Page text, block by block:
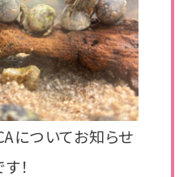
についてお知らせ
！